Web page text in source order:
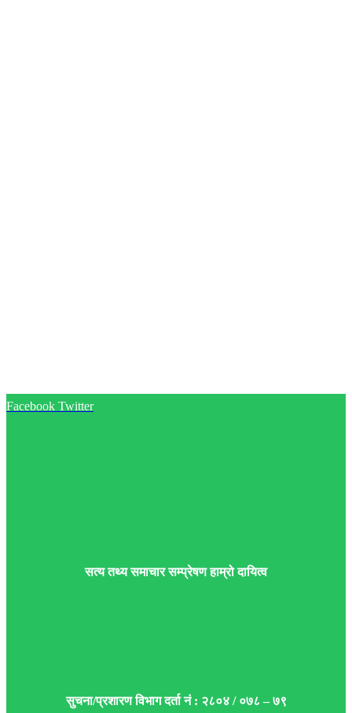
Facebook Twitter
सत्य तथ्य समाचार सम्प्रेषण हाम्रो दायित्व
सुचना/प्रशारण विभाग दर्ता नं : २८०४ / ०७८ – ७९